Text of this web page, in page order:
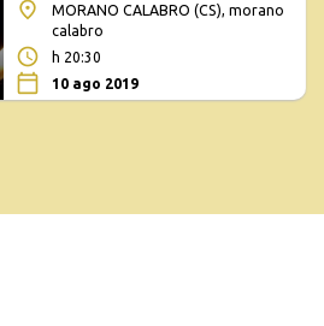
MORANO CALABRO (CS), morano
calabro
h 20:30
10 ago 2019